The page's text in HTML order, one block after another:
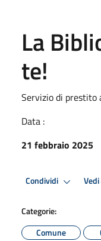
La
te!
Servizio di prestito
Data :
21 febbraio 2025
Condividi
Categorie:
Comune